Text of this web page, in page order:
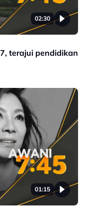
02:30
terajui pendidikan
01:15